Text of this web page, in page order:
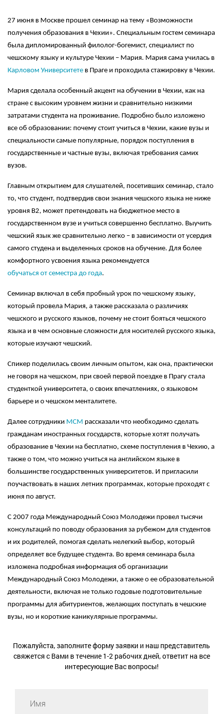
27 июня в Москве прошел семинар на тему «Возможности
получения образования в Чехии». Специальным гостем семинара
была дипломированный филолог-богемист, специалист по
чешскому языку и культуре Чехии – Мария. Мария сама училась в
Карловом Университете в Праге и проходила стажировку в Чехии.
Мария сделала особенный акцент на обучении в Чехии, как на
стране с высоким уровнем жизни и сравнительно низкими
затратами студента на проживание. Подробно было изложено
все об образовании: почему стоит учиться в Чехии, какие вузы и
специальности самые популярные, порядок поступления в
государственные и частные вузы, включая требования самих
вузов.
Главным открытием для слушателей, посетивших семинар, стало
то, что студент, подтвердив свои знания чешского языка не ниже
уровня B2, может претендовать на бюджетное место в
государственном вузе и учиться совершенно бесплатно. Выучить
чешский язык же сравнительно легко – в зависимости от усердия
самого студена и выделенных сроков на обучение. Для более
комфортного усвоения языка рекомендуется
обучаться от семестра до года.
Семинар включал в себя пробный урок по чешскому языку,
который провела Мария, а также рассказала о различиях
чешского и русского языков, почему не стоит бояться чешского
языка и в чем основные сложности для носителей русского языка,
которые изучают чешский.
Спикер поделилась своим личным опытом, как она, практически
не говоря на чешском, при своей первой поездке в Прагу стала
студенткой университета, о своих впечатлениях, о языковом
барьере и о чешском менталитете.
Далее сотрудники МСМ рассказали что необходимо сделать
гражданам иностранных государств, которые хотят получать
образование в Чехии на бесплатно, схеме поступления в Чехию, а
также о том, что можно учиться на английском языке в
большинстве государственных университетов. И пригласили
поучаствовать в наших летних программах, которые проходят с
июня по август.
С 2007 года Международный Союз Молодежи провел тысячи
консультаций по поводу образования за рубежом для студентов
и их родителей, помогая сделать нелегкий выбор, который
определяет все будущее студента. Во время семинара была
изложена подробная информация об организации
Международный Союз Молодежи, а также о ее образовательной
деятельности, включая не только годовые подготовительные
программы для абитуриентов, желающих поступать в чешские
вузы, но и короткие каникулярные программы.
Пожалуйста, заполните форму заявки и наш представитель
свяжется с Вами в течение 1-2 рабочих дней, ответит на все
интересующие Вас вопросы!